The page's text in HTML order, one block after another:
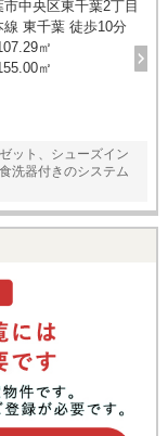
中央区東千葉2丁目
線 東千葉 徒歩10分
㎡
㎡
ット、シューズイン
洗器付きのシステム